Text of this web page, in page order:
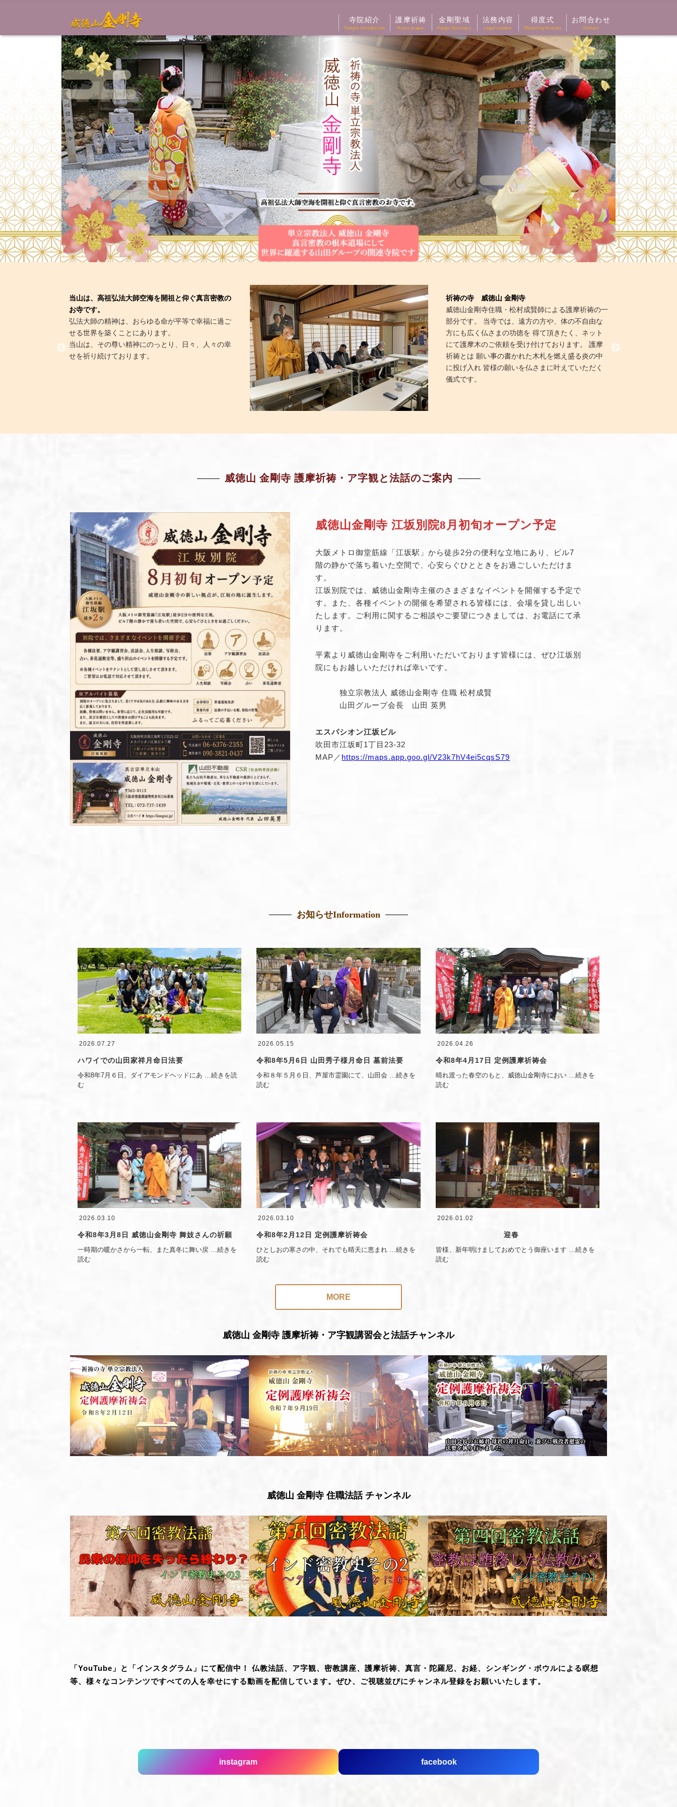
寺院紹介
Temple introduction
護摩祈祷
Homa prayer
金剛聖域
Kongo Sanctuary
法務内容
Legal content
得度式
Obtaining formula
お問合わせ
Contact
当山は、高祖弘法大師空海を開祖と仰ぐ真言密教の
お寺です。
弘法大師の精神は、おらゆる命が平等で幸福に過ご
せる世界を築くことにあります。
当山は、その尊い精神にのっとり、日々、人々の幸
せを祈り続けております。
祈祷の寺 威徳山 金剛寺
威徳山金剛寺住職・松村成賢師による護摩祈祷の一
部分です。 当寺では、遠方の方や、体の不自由な
方にも広く仏さまの功徳を 得て頂きたく、ネット
にて護摩木のご依頼を受け付けております。 護摩
祈祷とは 願い事の書かれた木札を燃え盛る炎の中
に投げ入れ 皆様の願いを仏さまに叶えていただく
儀式です。
威徳山 金剛寺 護摩祈祷・ア字観と法話のご案内
威徳山金剛寺 江坂別院8月初旬オープン予定
大阪メトロ御堂筋線「江坂駅」から徒歩2分の便利な立地にあり、ビル7
階の静かで落ち着いた空間で、心安らぐひとときをお過ごしいただけま
す。
江坂別院では、威徳山金剛寺主催のさまざまなイベントを開催する予定で
す。また、各種イベントの開催を希望される皆様には、会場を貸し出しい
たします。ご利用に関するご相談やご要望につきましては、お電話にて承
ります。
平素より威徳山金剛寺をご利用いただいております皆様には、ぜひ江坂別
院にもお越しいただければ幸いです。
独立宗教法人 威徳山金剛寺 住職 松村成賢
山田グループ会長 山田 英男
エスパシオン江坂ビル
吹田市江坂町1丁目23-32
MAP／ https://maps.app.goo.gl/V23k7hV4ei5cqsS79
お知らせInformation
2026.07.27
ハワイでの山田家祥月命日法要
令和8年7月６日、ダイアモンドヘッドにあ
…続きを読
む
2026.05.15
令和8年5月6日 山田秀子様月命日 墓前法要
令和８年５月６日、芦屋市霊園にて、山田会
…続きを
読む
2026.04.26
令和8年4月17日 定例護摩祈祷会
晴れ渡った春空のもと、威徳山金剛寺におい
…続きを
読む
2026.03.10
令和8年3月8日 威徳山金剛寺 舞妓さんの祈願
一時期の暖かさから一転、また真冬に舞い戻 …続きを
読む
2026.03.10
令和8年2月12日 定例護摩祈祷会
ひとしおの寒さの中、それでも晴天に恵まれ …続きを
読む
2026.01.02
迎春
皆様、新年明けましておめでとう御座います …続きを
読む
MORE
威徳山 金剛寺 護摩祈祷・ア字観講習会と法話チャンネル
威徳山 金剛寺 住職法話 チャンネル
「YouTube」と「インスタグラム」にて配信中！ 仏教法話、ア字観、密教講座、護摩祈祷、真言・陀羅尼、お経、シンギング・ボウルによる瞑想
等、様々なコンテンツですべての人を幸せにする動画を配信しています。ぜひ、ご視聴並びにチャンネル登録をお願いいたします。
instagram facebook